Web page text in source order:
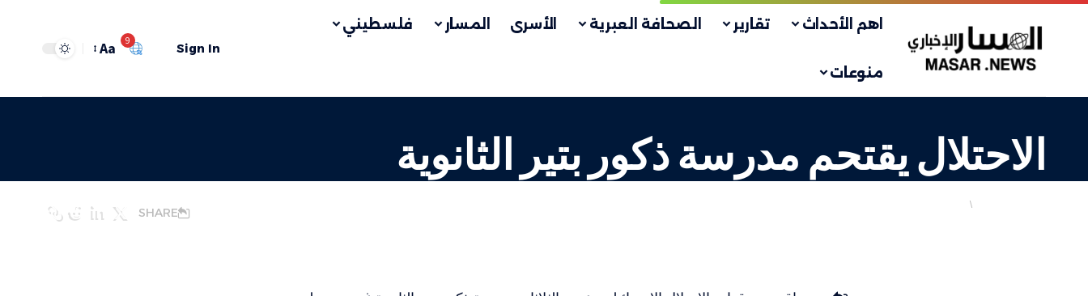
اهم الأحداث تقارير الصحافة العبرية الأسرى المسار فلسطيني
منوعات
Sign In
9
Aa
الاحتلال يقتحم مدرسة ذكور بتير الثانوية
انتهاكات الاحتلالتربية وتعليم
SHARE